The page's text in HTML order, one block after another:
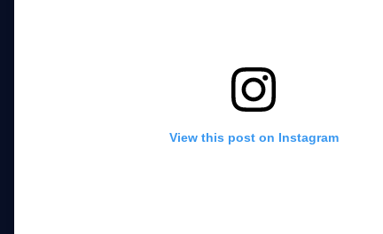
View this post on Instagram